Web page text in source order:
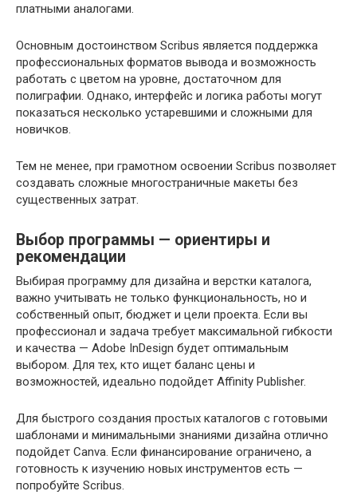
платными аналогами.
Основным достоинством Scribus является поддержка
профессиональных форматов вывода и возможность
работать с цветом на уровне, достаточном для
полиграфии. Однако, интерфейс и логика работы могут
показаться несколько устаревшими и сложными для
новичков.
Тем не менее, при грамотном освоении Scribus позволяет
создавать сложные многостраничные макеты без
существенных затрат.
Выбор программы — ориентиры и
рекомендации
Выбирая программу для дизайна и верстки каталога,
важно учитывать не только функциональность, но и
собственный опыт, бюджет и цели проекта. Если вы
профессионал и задача требует максимальной гибкости
и качества — Adobe InDesign будет оптимальным
выбором. Для тех, кто ищет баланс цены и
возможностей, идеально подойдет Affinity Publisher.
Для быстрого создания простых каталогов с готовыми
шаблонами и минимальными знаниями дизайна отлично
подойдет Canva. Если финансирование ограничено, а
готовность к изучению новых инструментов есть —
попробуйте Scribus.